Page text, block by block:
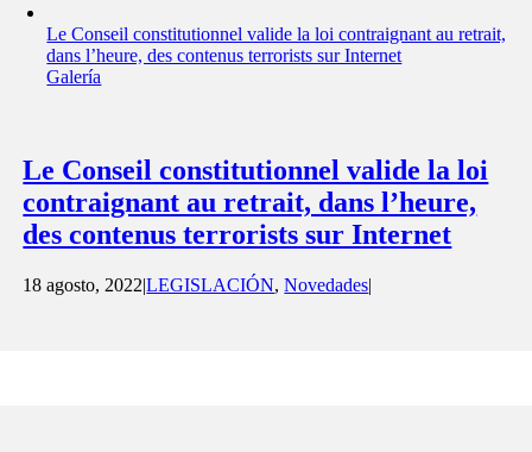
Le Conseil constitutionnel valide la loi contraignant au retrait,
dans l’heure, des contenus terrorists sur Internet
Galería
Le Conseil constitutionnel valide la loi
contraignant au retrait, dans l’heure,
des contenus terrorists sur Internet
18 agosto, 2022|LEGISLACIÓN,Novedades|